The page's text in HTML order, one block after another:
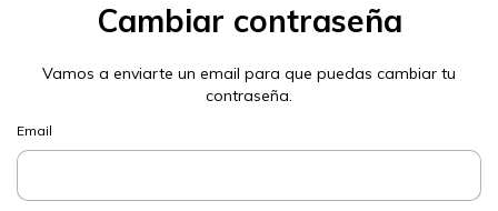
Cambiar contraseña
Vamos a enviarte un email para que puedas cambiar tu
contraseña.
Email